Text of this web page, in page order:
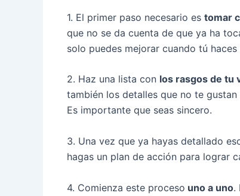
1. El primer paso necesario es tomar
que no se da cuenta de que ya ha
solo puedes mejorar cuando tú
2. Haz una lista con los rasgos de tu
también los detalles que no te
Es importante que seas sincero.
3. Una vez que ya hayas detallado
hagas un plan de acción para lograr
4. Comienza este proceso uno a uno.